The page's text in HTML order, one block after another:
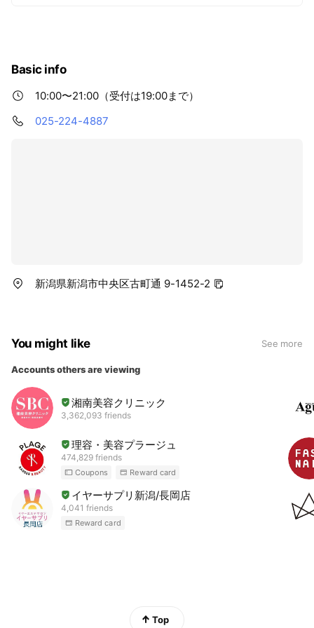
Basic info
10:00〜21:00（受付は19:00まで）
025-224-4887
新潟県新潟市中央区古町通 9-1452-2
You might like See more
Accounts others are viewing
湘南美容クリニック
3,362,093 friends
理容・美容プラージュ
474,829 friends
Coupons Reward card
イヤーサプリ新潟/長岡店
4,041 friends
Reward card
Top